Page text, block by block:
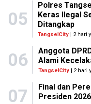
05
Polres
Keras Ilegal
Ditangkap
TangselCity | 2 hari
06
Anggota
Alami
TangselCity| 2 hari
07
Final dan
Presiden